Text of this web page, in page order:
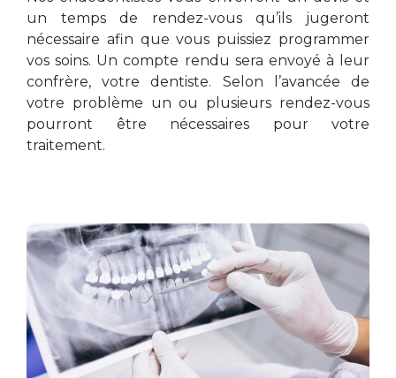
un temps de rendez-vous qu’ils jugeront
nécessaire afin que vous puissiez programmer
vos soins. Un compte rendu sera envoyé à leur
confrère, votre dentiste. Selon l’avancée de
votre problème un ou plusieurs rendez-vous
pourront être nécessaires pour votre
traitement.